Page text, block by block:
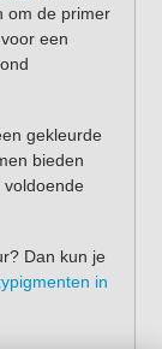
om de primer
een
gekleurde
bieden
Dan kun je
in